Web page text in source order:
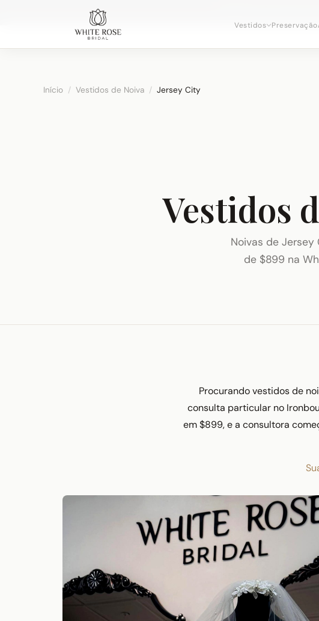
Vestidos Preservação
Início / Vestidos de Noiva / Jersey City
Vestidos
Noivas de
de $899 na
Procurando vestidos de
consulta particular no
em $899, e a consultora